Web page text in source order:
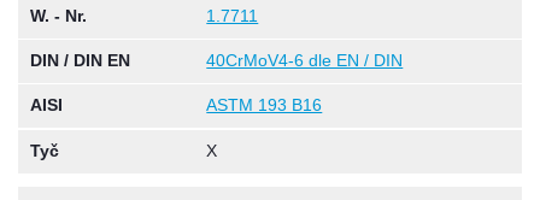
W. - Nr. 1.7711
DIN / DIN EN 40CrMoV4-6 dle EN / DIN
AISI ASTM 193 B16
Tyč X